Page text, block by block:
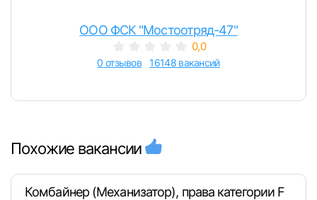
ООО ФСК "Мостоотряд-47"
0,0
0 отзывов 16148 вакансий
Похожие вакансии
Комбайнер (Механизатор), права категории F